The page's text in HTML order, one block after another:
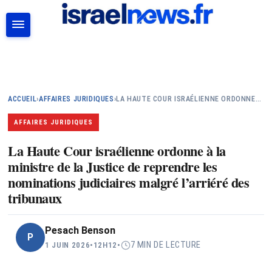
ACCUEIL›AFFAIRES JURIDIQUES›LA HAUTE COUR ISRAÉLIENNE ORDONNE…
AFFAIRES JURIDIQUES
La Haute Cour israélienne ordonne à la
ministre de la Justice de reprendre les
nominations judiciaires malgré l’arriéré des
tribunaux
P
Pesach Benson
1 JUIN 2026• 12H12 • 7 MIN DE LECTURE